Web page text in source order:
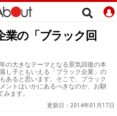
業の「ブラック回
の大きなテーマとなる景気回復の本
し子ともいえる「ブラック企業」の
あると思います。そこで、ブラック
ントはいかにあるべきなのか、お馴
ます。
更新日： 2014年01月17日